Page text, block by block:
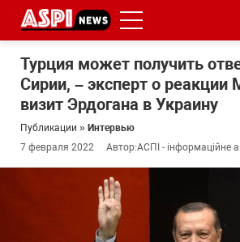
Турция может получить
Сирии, – эксперт о реакции
визит Эрдогана в Украину
Публикации » Интервью
7 февраля 2022
Автор:АСПІ - інформаційне
#боротьба
корупцією